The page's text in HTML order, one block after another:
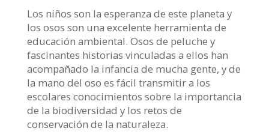
Los niños son la esperanza de este planeta y
los osos son una excelente herramienta de
educación ambiental. Osos de peluche y
fascinantes historias vinculadas a ellos han
acompañado la infancia de mucha gente, y de
la mano del oso es fácil transmitir a los
escolares conocimientos sobre la importancia
de la biodiversidad y los retos de
conservación de la naturaleza.